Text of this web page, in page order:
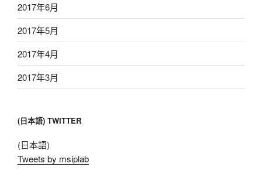
2017年6月
2017年5月
2017年4月
2017年3月
(日本語) TWITTER
(日本語)
Tweets by msiplab